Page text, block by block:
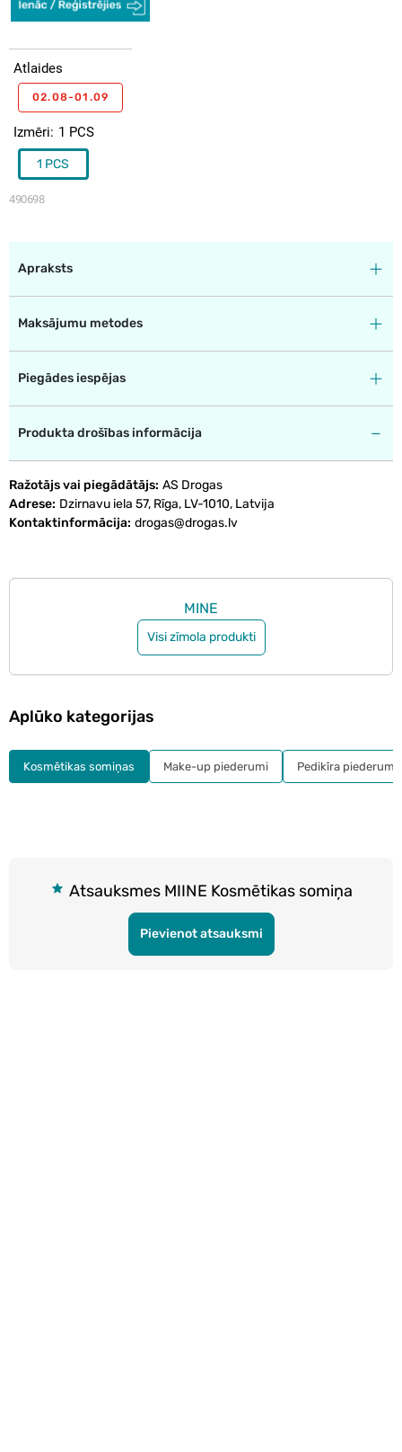
490698
Izmēri 1 PCS
1 PCS
Atlaides
02.08-01.09
Apraksts
Maksājumu metodes
Piegādes iespējas
Produkta drošības informācija
Ražotājs vai piegādātājs AS Drogas
Adrese Dzirnavu iela 57, Rīga, LV-1010, Latvija
Kontaktinformācija drogas@drogas.lv
MINE
Visi zīmola produkti
Atsauksmes MIINE Kosmētikas somiņa
Pievienot atsauksmi
Aplūko kategorijas
Kosmētikas somiņas Make-up piederumi Pedikīra piederumi